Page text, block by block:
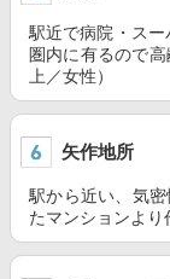
駅近で病院・ス
圏内に有るので
上／女性）
矢作地所
駅から近い、気
たマンションより